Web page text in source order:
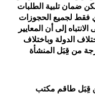
ضمان تلبية الطلبات
فقط لجميع الحجوزات
إلى أن المعايير
الدولة وباختلاف
من قِبَل المنشأة
قِبَل طاقم مكتب